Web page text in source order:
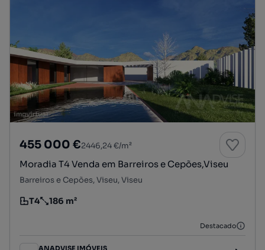
455 000 €2446,24 €/m²
Moradia T4 Venda em Barreiros e Cepões,Viseu
Barreiros e Cepões, Viseu, Viseu
Tipologia
T4
Preço por metro quadrado
186 m²
Destacado
ANADVISE IMÓVEIS